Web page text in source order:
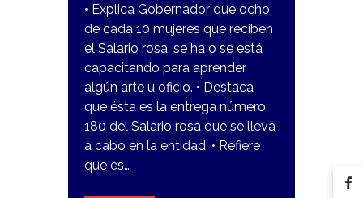
• Explica Gobernador que ocho
de cada 10 mujeres que reciben
el Salario rosa, se ha o se está
capacitando para aprender
algún arte u oficio. • Destaca
que ésta es la entrega número
180 del Salario rosa que se lleva
a cabo en la entidad. • Refiere
que es…